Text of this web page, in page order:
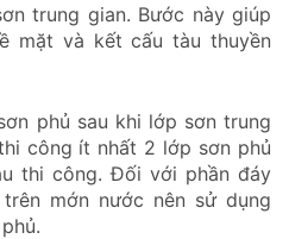
trung gian. Bước này giúp
mặt và kết cấu tàu thuyền
phủ sau khi lớp sơn trung
công ít nhất 2 lớp sơn phủ
thi công. Đối với phần đáy
mớn nước nên sử dụng